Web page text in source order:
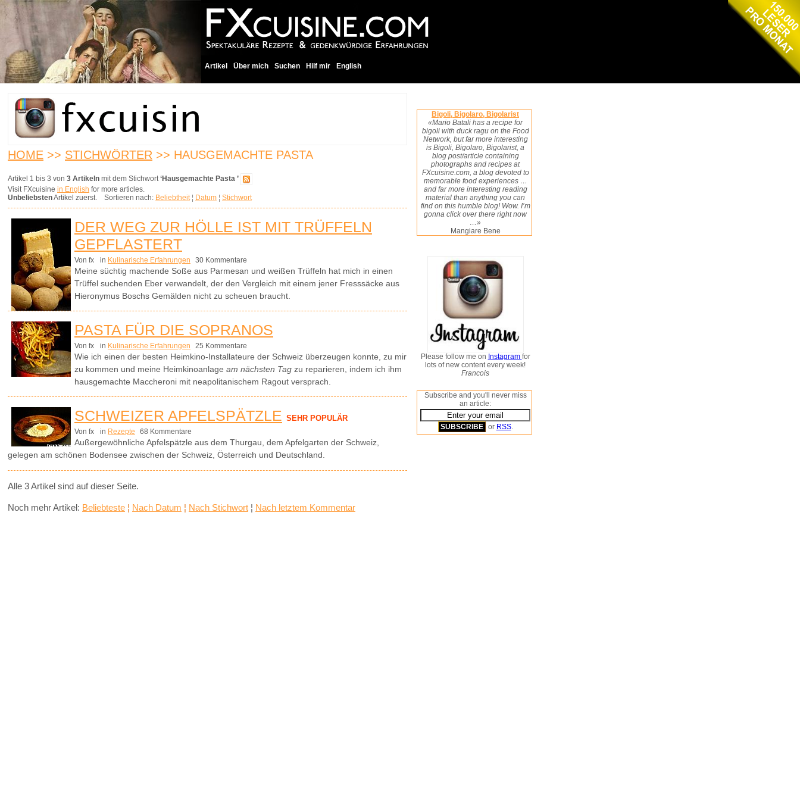
Artikel Über mich Suchen Hilf mir English
HOME >> STICHWÖRTER >> HAUSGEMACHTE PASTA
Artikel 1 bis 3 von 3 Artikeln mit dem Stichwort‘Hausgemachte Pasta ’
Visit FXcuisine in English for more articles.
UnbeliebstenArtikel zuerst. Sortieren nach: Beliebtheit¦ Datum ¦ Stichwort
DER WEG ZUR HÖLLE IST MIT TRÜFFELN
GEPFLASTERT
Von fx in Kulinarische Erfahrungen 30 Kommentare
Meine süchtig machende Soße aus Parmesan und weißen Trüffeln hat mich in einen
Trüffel suchenden Eber verwandelt, der den Vergleich mit einem jener Fresssäcke aus
Hieronymus Boschs Gemälden nicht zu scheuen braucht.
PASTA FÜR DIE SOPRANOS
Von fx in Kulinarische Erfahrungen 25 Kommentare
Wie ich einen der besten Heimkino-Installateure der Schweiz überzeugen konnte, zu mir
zu kommen und meine Heimkinoanlage am nächsten Tag zu reparieren, indem ich ihm
hausgemachte Maccheroni mit neapolitanischem Ragout versprach.
SCHWEIZER APFELSPÄTZLE SEHR POPULÄR
Von fx in Rezepte 68 Kommentare
Außergewöhnliche Apfelspätzle aus dem Thurgau, dem Apfelgarten der Schweiz,
gelegen am schönen Bodensee zwischen der Schweiz, Österreich und Deutschland.
Alle 3 Artikel sind auf dieser Seite.
Noch mehr Artikel: Beliebteste ¦ Nach Datum ¦ Nach Stichwort ¦ Nach letztem Kommentar
Bigoli, Bigolaro, Bigolarist
«Mario Batali has a recipe for
bigoli with duck ragu on the Food
Network, but far more interesting
is Bigoli, Bigolaro, Bigolarist, a
blog post/article containing
photographs and recipes at
FXcuisine.com, a blog devoted to
memorable food experiences …
and far more interesting reading
material than anything you can
find on this humble blog! Wow. I’m
gonna click over there right now
…»
Mangiare Bene
Please follow me on Instagram for
lots of new content every week!
Francois
Subscribe and you'll never miss
an article:
or RSS.